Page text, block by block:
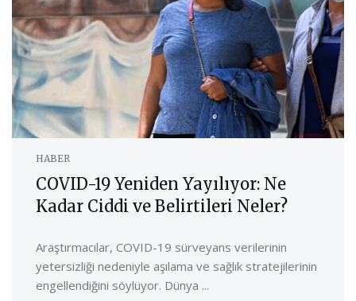
HABER
COVID-19 Yeniden Yayılıyor: Ne
Kadar Ciddi ve Belirtileri Neler?
Araştırmacılar, COVID-19 sürveyans verilerinin
yetersizliği nedeniyle aşılama ve sağlık stratejilerinin
engellendiğini söylüyor. Dünya ...